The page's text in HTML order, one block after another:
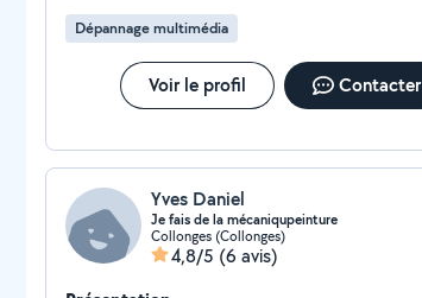
Dépannage multimédia
Voir le profil Contacter
Yves Daniel
Je fais de la mécaniqupeinture
Collonges (Collonges)
4,8/5 (6 avis)